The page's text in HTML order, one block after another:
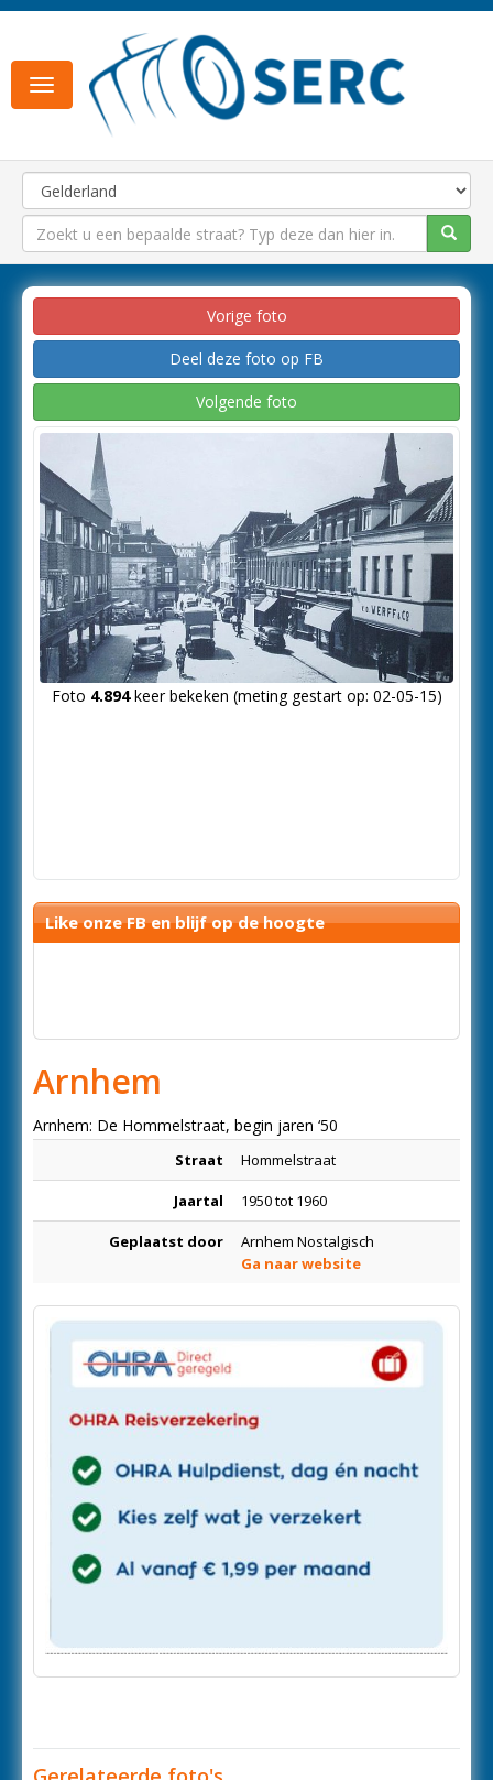
Toggle
navigation
Vorige foto
Deel deze foto op FB
Volgende foto
Foto 4.894keer bekeken (meting gestart op: 02-05-15)
Like onze FB en blijf op de hoogte
Arnhem
Arnhem: De Hommelstraat, begin jaren ‘50
Straat Hommelstraat
Jaartal 1950 tot 1960
Geplaatst door
Arnhem Nostalgisch
Ga naar website